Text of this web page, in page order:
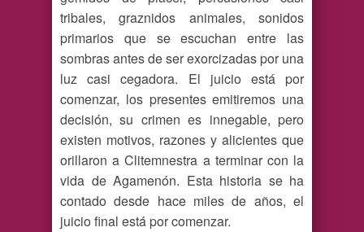
tribales, graznidos animales, sonidos
primarios que se escuchan entre las
sombras antes de ser exorcizadas por una
luz casi cegadora. El juicio está por
comenzar, los presentes emitiremos una
decisión, su crimen es innegable, pero
existen motivos, razones y alicientes que
orillaron a Clitemnestra a terminar con la
vida de Agamenón. Esta historia se ha
contado desde hace miles de años, el
juicio final está por comenzar.